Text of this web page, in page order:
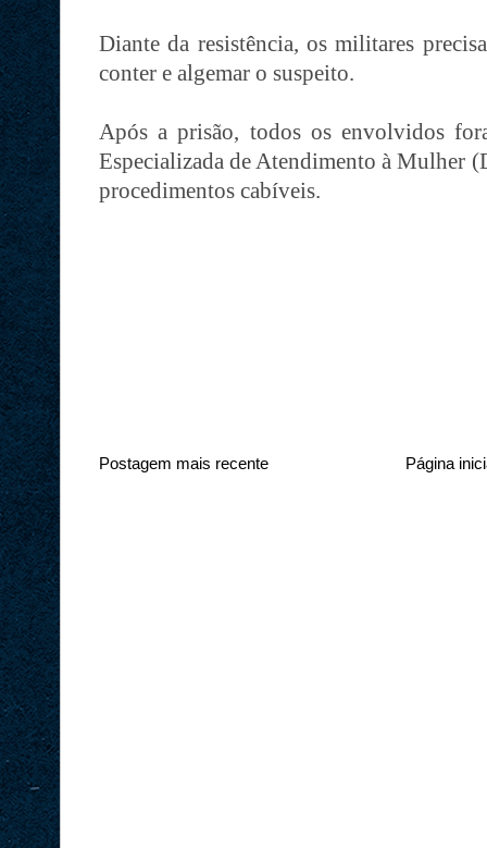
Diante da resistência, os militares
conter e algemar o suspeito.
Após a prisão, todos os envolvidos
Especializada de Atendimento à Mulher
procedimentos cabíveis.
Postagem mais recente Página